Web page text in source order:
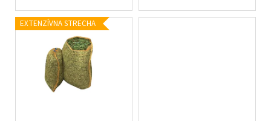
EXTENZÍVNA STRECHA